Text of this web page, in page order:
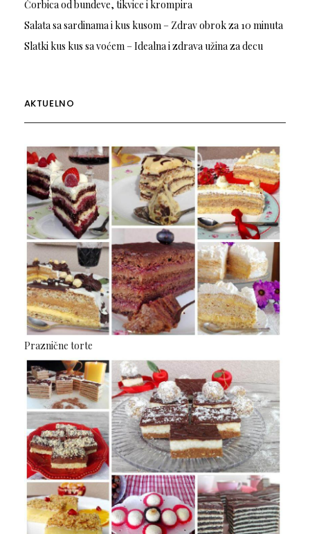
Čorbica od bundeve, tikvice i krompira
Salata sa sardinama i kus kusom – Zdrav obrok za 10 minuta
Slatki kus kus sa voćem – Idealna i zdrava užina za decu
AKTUELNO
Praznične torte